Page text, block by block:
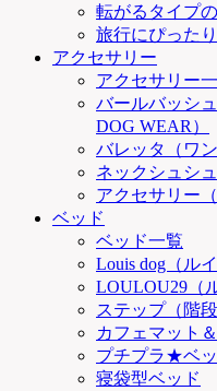
転がるタイプ
旅行にぴった
アクセサリー
アクセサリー
バールバッシ
DOG WEAR）
バレッタ（ワ
ネックシュシ
アクセサリー
ベッド
ベッド一覧
Louis dog（ル
LOULOU29（
ステップ（階段
カフェマット
プチプラ★ベ
寝袋型ベッド